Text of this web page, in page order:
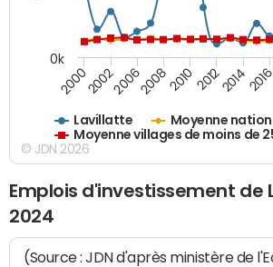
Lavillatte
Moyenne
Moyenne villages de moins de
20002002200620082010 201220142016
0k
© JDN 2026
Emplois d'investissement de
2024
(Source : JDN d'après ministère de